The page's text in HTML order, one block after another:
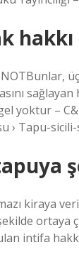
hakkı
yoktur –
› Tapu-
kiraya
ortaya
intifa